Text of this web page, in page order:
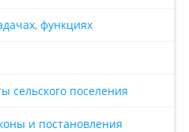
функциях
сельского поселения
и постановления